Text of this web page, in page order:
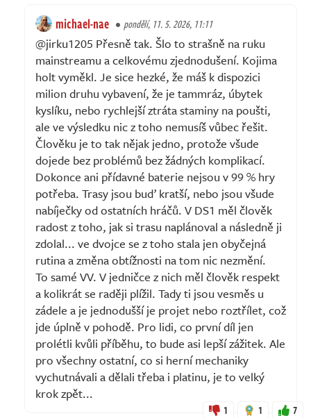
michael-nae pondělí, 11. 5. 2026, 11:11
@jirku1205 Přesně tak. Šlo to strašně na ruku
mainstreamu a celkovému zjednodušení. Kojima
holt vyměkl. Je sice hezké, že máš k dispozici
milion druhu vybavení, že je tammráz, úbytek
kyslíku, nebo rychlejší ztráta staminy na poušti,
ale ve výsledku nic z toho nemusíš vůbec řešit.
Člověku je to tak nějak jedno, protože všude
dojede bez problémů bez žádných komplikací.
Dokonce ani přídavné baterie nejsou v 99 % hry
potřeba. Trasy jsou buď kratší, nebo jsou všude
nabíječky od ostatních hráčů. V DS1 měl člověk
radost z toho, jak si trasu naplánoval a následně ji
zdolal... ve dvojce se z toho stala jen obyčejná
rutina a změna obtížnosti na tom nic nezmění.
To samé VV. V jedničce z nich měl člověk respekt
a kolikrát se raději plížil. Tady ti jsou vesměs u
zádele a je jednodušší je projet nebo roztřílet, což
jde úplně v pohodě. Pro lidi, co první díl jen
prolétli kvůli příběhu, to bude asi lepší zážitek. Ale
pro všechny ostatní, co si herní mechaniky
vychutnávali a dělali třeba i platinu, je to velký
krok zpět...
1 1 7